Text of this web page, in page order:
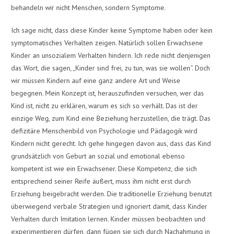
behandeln wir nicht Menschen, sondern Symptome.
Ich sage nicht, dass diese Kinder keine Symptome haben oder kein
symptomatisches Verhalten zeigen. Natürlich sollen Erwachsene
Kinder an unsozialem Verhalten hindern. Ich rede nicht denjenigen
das Wort, die sagen, „Kinder sind frei, zu tun, was sie wollen“. Doch
wir müssen Kindern auf eine ganz andere Art und Weise
begegnen. Mein Konzept ist, herauszufinden versuchen, wer das
Kind ist, nicht zu erklären, warum es sich so verhält. Das ist der
einzige Weg, zum Kind eine Beziehung herzustellen, die trägt. Das
defizitäre Menschenbild von Psychologie und Pädagogik wird
Kindern nicht gerecht. Ich gehe hingegen davon aus, dass das Kind
grundsätzlich von Geburt an sozial und emotional ebenso
kompetent ist wie ein Erwachsener. Diese Kompetenz, die sich
entsprechend seiner Reife äußert, muss ihm nicht erst durch
Erziehung beigebracht werden. Die traditionelle Erziehung benutzt
überwiegend verbale Strategien und ignoriert damit, dass Kinder
Verhalten durch Imitation lernen. Kinder müssen beobachten und
experimentieren dürfen, dann fügen sie sich durch Nachahmung in